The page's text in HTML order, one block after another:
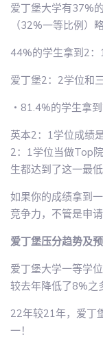
爱丁堡大学有37%
（32%一等比例）
44%的学生拿到2：
爱丁堡2：2学位和
・81.4%的学生拿
英本2：1学位成绩
2：1学位当做Top
生都达到了这一最低
如果你的成绩拿到
竞争力，不管是申
爱丁堡压分趋势及
爱丁堡大学一等学
较去年降低了8%
22年较21年，爱丁
一！